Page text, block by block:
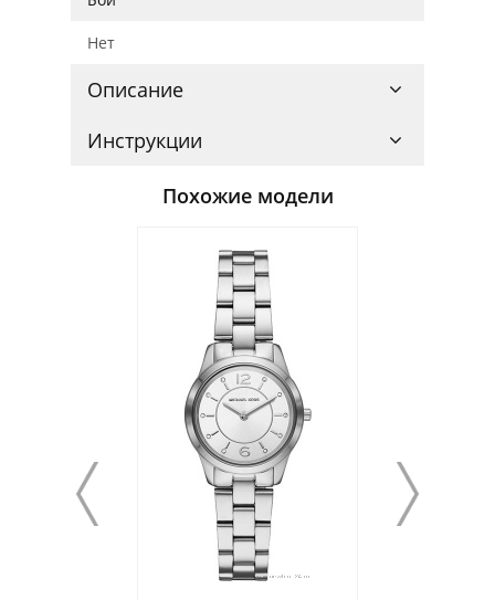
Нет
Описание
Инструкции
Похожие модели